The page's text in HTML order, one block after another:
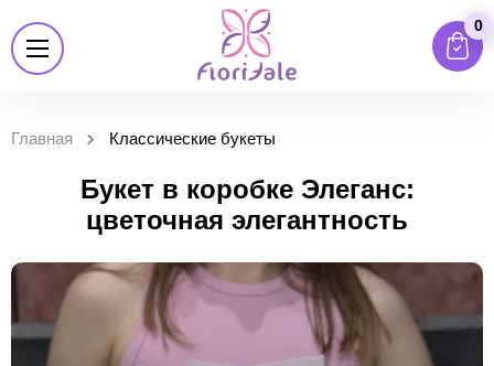
0
Главная Классические букеты
Букет в коробке Элеганс:
цветочная элегантность